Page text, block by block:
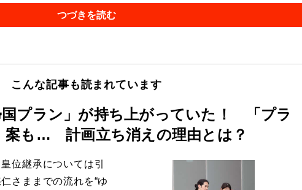
つづきを読む
こんな記事も読まれています
国プラン」が持ち上がっていた！ 「プラ
案も… 計画立ち消えの理由とは？
位継承については引
さままでの流れを“ゆ